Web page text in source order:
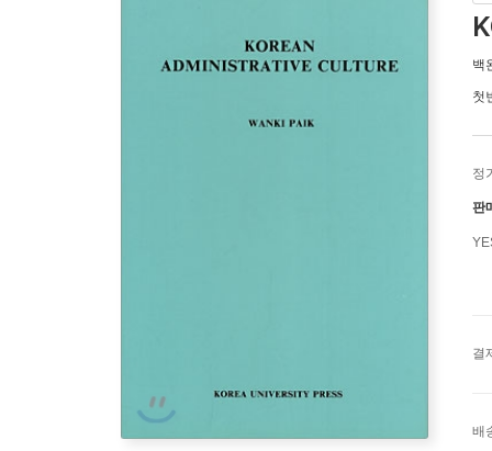
백
첫
정
판
결
배